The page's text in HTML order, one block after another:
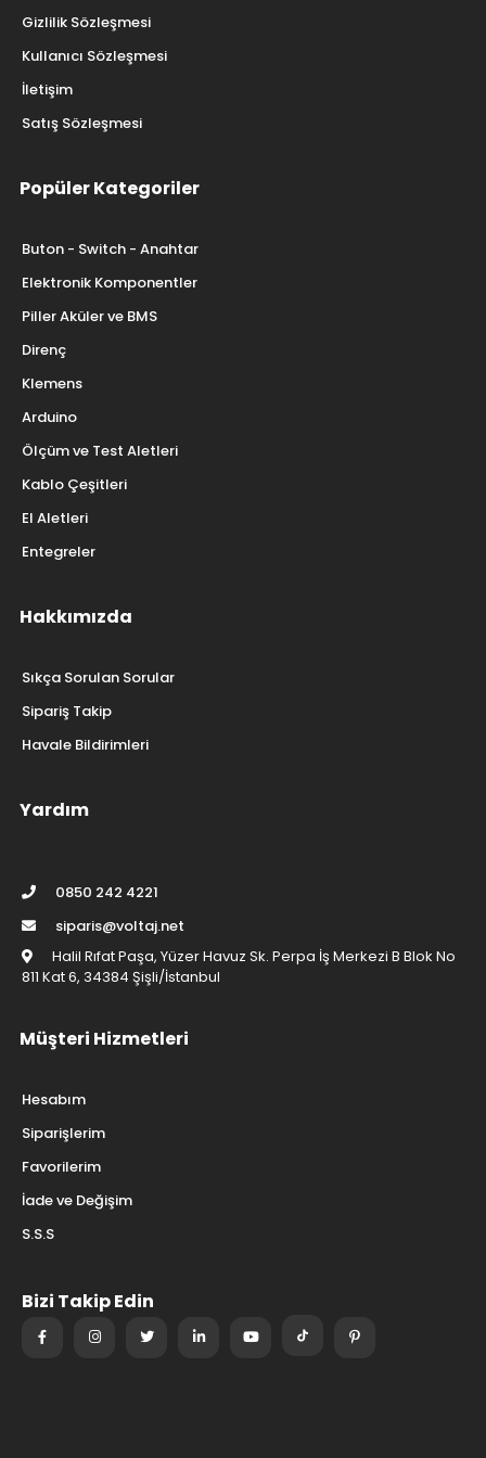
Gizlilik Sözleşmesi
Kullanıcı Sözleşmesi
İletişim
Satış Sözleşmesi
Popüler Kategoriler
Buton - Switch - Anahtar
Elektronik Komponentler
Piller Aküler ve BMS
Direnç
Klemens
Arduino
Ölçüm ve Test Aletleri
Kablo Çeşitleri
El Aletleri
Entegreler
Hakkımızda
Sıkça Sorulan Sorular
Sipariş Takip
Havale Bildirimleri
Yardım
0850 242 4221
siparis@voltaj.net
Halil Rıfat Paşa, Yüzer Havuz Sk. Perpa İş Merkezi B Blok No
811 Kat 6, 34384 Şişli/İstanbul
Müşteri Hizmetleri
Hesabım
Siparişlerim
Favorilerim
İade ve Değişim
S.S.S
Bizi Takip Edin